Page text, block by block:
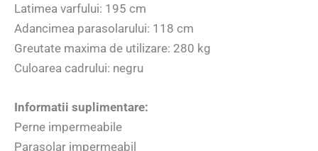
Latimea varfului: 195 cm
Adancimea parasolarului: 118 cm
Greutate maxima de utilizare: 280 kg
Culoarea cadrului: negru
Informatii suplimentare:
Perne impermeabile
Parasolar impermeabil